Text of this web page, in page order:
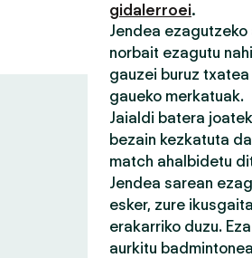
gidalerroei.
Jendea
norbait ezagutu
gauzei buruz
gaueko merkatuak.
Jaialdi batera
bezain kezkatuta
match ahalbidetu
Jendea sarean
esker, zure
erakarriko duzu.
aurkitu